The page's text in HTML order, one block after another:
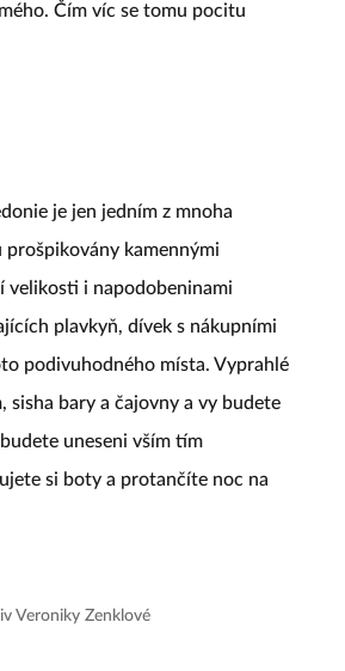
Čím víc se tomu pocitu
je jen jedním z mnoha
kamennými
velikosti i napodobeninami
plavkyň, dívek s nákupními
podivuhodného místa. Vyprahlé
bary a čajovny a vy budete
uneseni vším tím
si boty a protančíte noc na
Veroniky Zenklové